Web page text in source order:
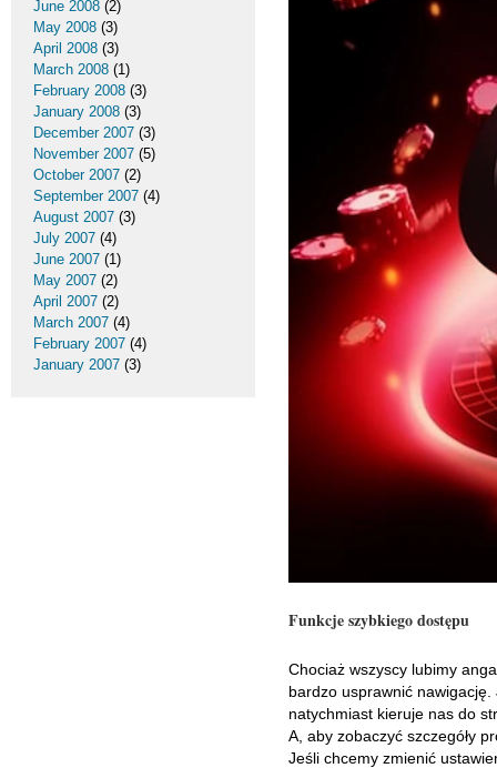
Funkcje szybkiego dostępu
Chociaż wszyscy lubimy
bardzo usprawnić
natychmiast kieruje nas do
A, aby zobaczyć szczegóły
Jeśli chcemy zmienić
June 2008 (2)
May 2008 (3)
April 2008 (3)
March 2008 (1)
February 2008 (3)
January 2008 (3)
December 2007 (3)
November 2007 (5)
October 2007 (2)
September 2007 (4)
August 2007 (3)
July 2007 (4)
June 2007 (1)
May 2007 (2)
April 2007 (2)
March 2007 (4)
February 2007 (4)
January 2007 (3)